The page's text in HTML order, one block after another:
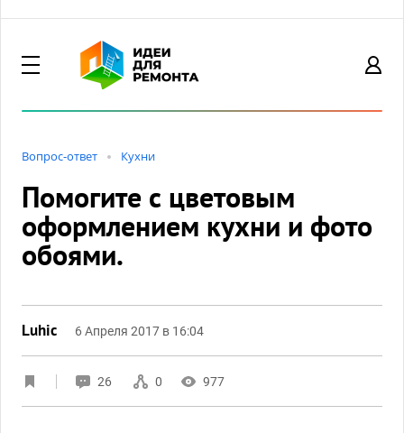
Вопрос-ответ Кухни
Помогите с цветовым
оформлением кухни и фото
обоями.
Luhic 6 Апреля 2017 в 16:04
26 0 977